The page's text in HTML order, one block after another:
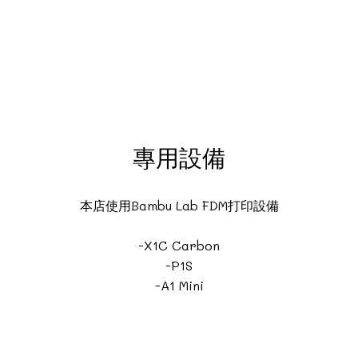
專用設備
本店使用Bambu Lab FDM打印設備
-X1C Carbon
-P1S
-A1 Mini